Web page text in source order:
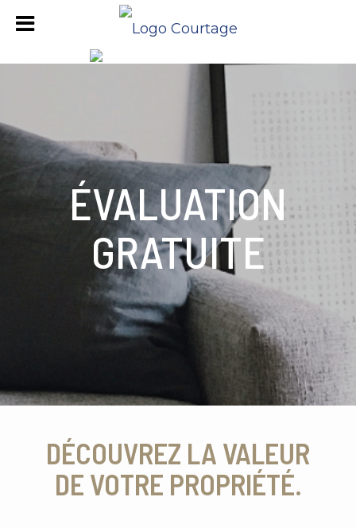
ÉVALUATION
GRATUITE
DÉCOUVREZ LA VALEUR
DE VOTRE PROPRIÉTÉ.